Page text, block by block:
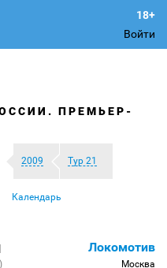
Войти
ПРЕМЬЕР-
2009 Тур 21
Календарь
Локомотив
Москва